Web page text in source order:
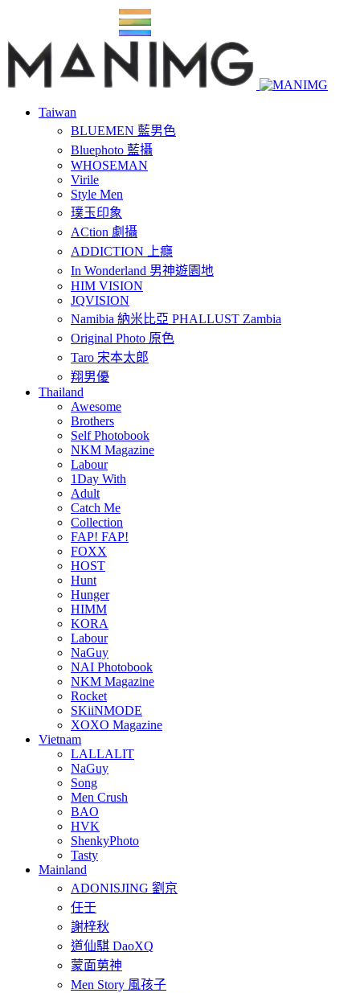
Taiwan
BLUEMEN 藍男色
Bluephoto 藍攝
WHOSEMAN
Virile
Style Men
璞玉印象
ACtion 劇攝
ADDICTION 上癮
In Wonderland 男神遊園地
HIM VISION
JQVISION
Namibia 納米比亞 PHALLUST Zambia
Original Photo 原色
Taro 宋本太郎
翔男優
Thailand
Awesome
Brothers
Self Photobook
NKM Magazine
Labour
1Day With
Adult
Catch Me
Collection
FAP! FAP!
FOXX
HOST
Hunt
Hunger
HIMM
KORA
Labour
NaGuy
NAI Photobook
NKM Magazine
Rocket
SKiiNMODE
XOXO Magazine
Vietnam
LALLALIT
NaGuy
Song
Men Crush
BAO
HVK
ShenkyPhoto
Tasty
Mainland
ADONISJING 劉京
任壬
謝梓秋
道仙騏 DaoXQ
蒙面莮神
Men Story 風孩子